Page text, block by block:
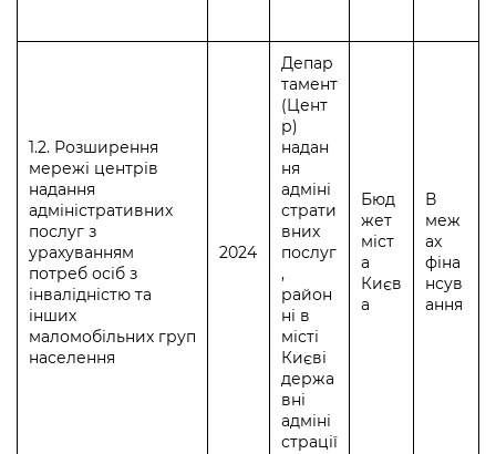
1.2. Розширення
мережі центрів
надання
адміністративних
послуг з
урахуванням
потреб осіб з
інвалідністю та
інших
маломобільних груп
населення
2024
Депар
тамент
(Цент
р)
надан
ня
адміні
страти
вних
послуг
,
район
ні в
місті
Києві
держа
вні
адміні
страції
Бюд
жет
міст
а
Києв
а
В
меж
ах
фіна
нсув
ання